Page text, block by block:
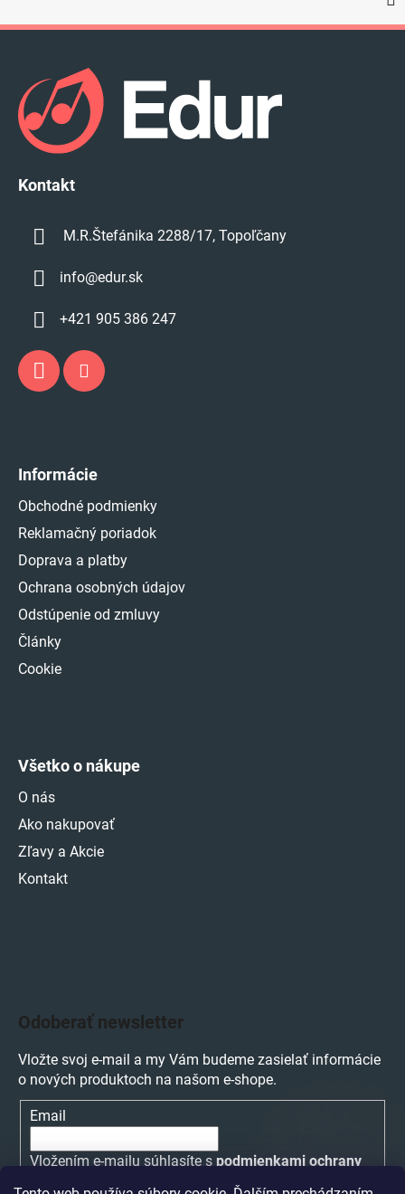
Kontakt
M.R.Štefánika 2288/17, Topoľčany
info@edur.sk
+421 905 386 247
Informácie
Obchodné podmienky
Reklamačný poriadok
Doprava a platby
Ochrana osobných údajov
Odstúpenie od zmluvy
Články
Cookie
Všetko o nákupe
O nás
Ako nakupovať
Zľavy a Akcie
Kontakt
Odoberať newsletter
Vložte svoj e-mail a my Vám budeme zasielať informácie
o nových produktoch na našom e-shope.
Email
Vložením e-mailu súhlasíte s podmienkami ochrany